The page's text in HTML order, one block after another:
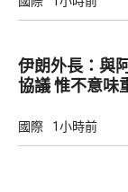
伊朗外長：與
協議 惟不意
國際 1小時前